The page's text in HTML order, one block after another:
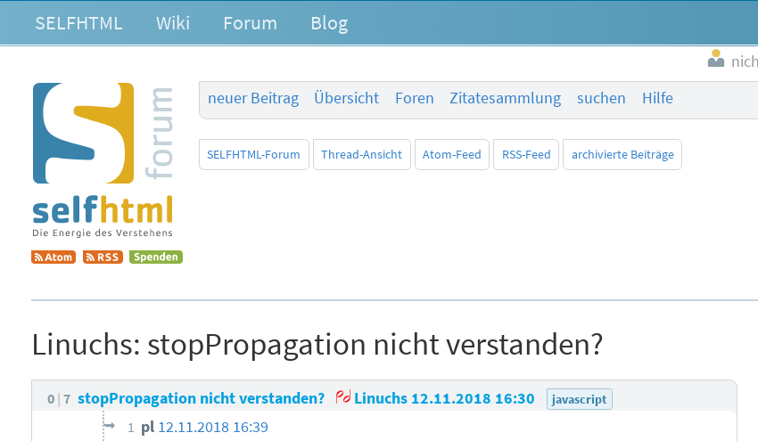
SELFHTML Wiki Forum Blog
neuer Beitrag
Übersicht Foren Zitatesammlung suchen Hilfe
SELFHTML-Forum Thread-Ansicht Atom-Feed RSS-Feed archivierte Beiträge
Linuchs: stopPropagation nicht verstanden?
0 7 stopPropagation nicht verstanden? Linuchs 12.11.2018 16:30 javascript
1 pl 12.11.2018 16:39